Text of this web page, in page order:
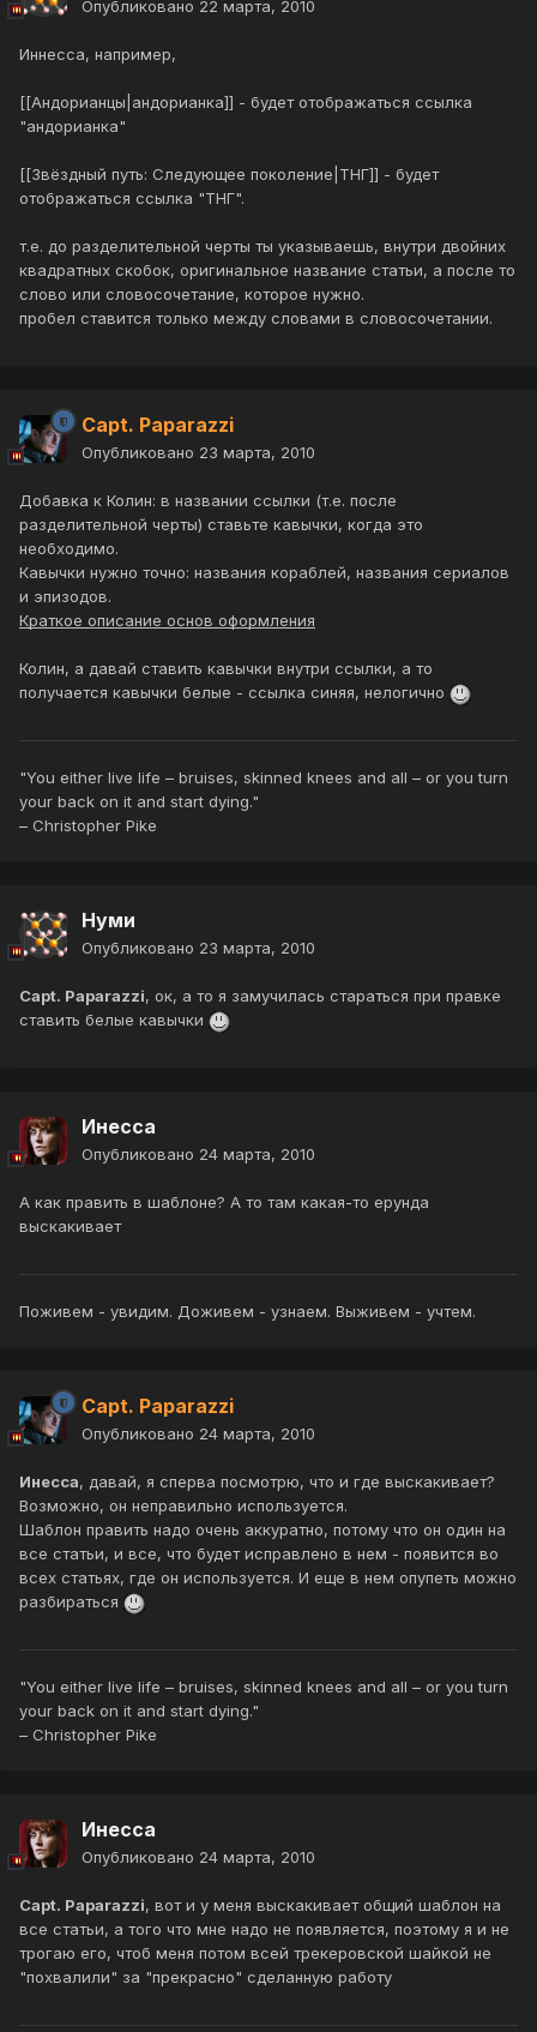
Опубликовано 22 марта, 2010
Иннесса, например,
[[Андорианцы|андорианка]] - будет отображаться ссылка
"андорианка"
[[Звёздный путь: Следующее поколение|ТНГ]] - будет
отображаться ссылка "ТНГ".
т.е. до разделительной черты ты указываешь, внутри двойних
квадратных скобок, оригинальное название статьи, а после то
слово или словосочетание, которое нужно.
пробел ставится только между словами в словосочетании.
Capt. Paparazzi
Опубликовано 23 марта, 2010
Добавка к Колин: в названии ссылки (т.е. после
разделительной черты) ставьте кавычки, когда это
необходимо.
Кавычки нужно точно: названия кораблей, названия сериалов
и эпизодов.
Краткое описание основ оформления
Колин, а давай ставить кавычки внутри ссылки, а то
получается кавычки белые - ссылка синяя, нелогично
"You either live life – bruises, skinned knees and all – or you turn
your back on it and start dying."
– Christopher Pike
Нуми
Опубликовано 23 марта, 2010
Capt. Paparazzi, ок, а то я замучилась стараться при правке
ставить белые кавычки
Инесса
Опубликовано 24 марта, 2010
А как править в шаблоне? А то там какая-то ерунда
выскакивает
Поживем - увидим. Доживем - узнаем. Выживем - учтем.
Capt. Paparazzi
Опубликовано 24 марта, 2010
Инесса, давай, я сперва посмотрю, что и где выскакивает?
Возможно, он неправильно используется.
Шаблон править надо очень аккуратно, потому что он один на
все статьи, и все, что будет исправлено в нем - появится во
всех статьях, где он используется. И еще в нем опупеть можно
разбираться
"You either live life – bruises, skinned knees and all – or you turn
your back on it and start dying."
– Christopher Pike
Инесса
Опубликовано 24 марта, 2010
Capt. Paparazzi, вот и у меня выскакивает общий шаблон на
все статьи, а того что мне надо не появляется, поэтому я и не
трогаю его, чтоб меня потом всей трекеровской шайкой не
"похвалили" за "прекрасно" сделанную работу